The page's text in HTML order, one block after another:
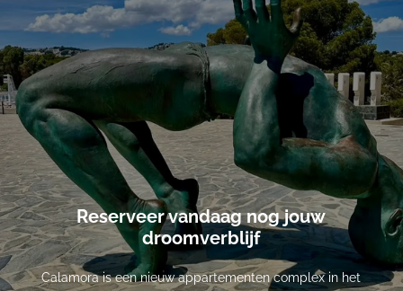
Reserveer vandaag nog jouw
droomverblijf
Calamora is een nieuw appartementen complex in het